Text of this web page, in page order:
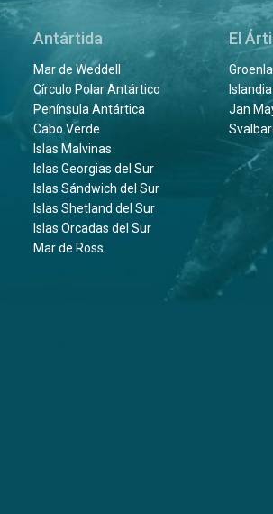
Antártida
Mar de Weddell
Círculo Polar Antártico
Península Antártica
Cabo Verde
Islas Malvinas
Islas Georgias del Sur
Islas Sándwich del Sur
Islas Shetland del Sur
Islas Orcadas del Sur
Mar de Ross
El
Islandia
Jan